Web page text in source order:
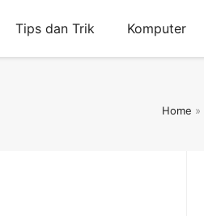
Tips dan Trik Komputer
Home »